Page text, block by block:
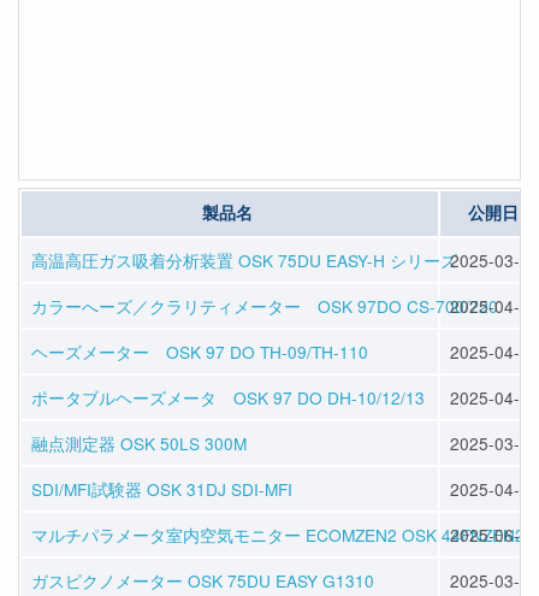
製品名 公開日
高温高圧ガス吸着分析装置 OSK 75DU EASY-H シリーズ2025-03-30
カラーへーズ／クラリティメーター OSK 97DO CS-700/720
2025-04-11
ヘーズメーター OSK 97 DO TH-09/TH-110
2025-04-11
ポータブルヘーズメータ OSK 97 DO DH-10/12/13
2025-04-11
融点測定器 OSK 50LS 300M
2025-03-25
SDI/MFI試験器 OSK 31DJ SDI-MFI
2025-04-11
マルチパラメータ室内空気モニター ECOMZEN2 OSK 44FNZEN2
2025-06-25
ガスピクノメーター OSK 75DU EASY G1310
2025-03-30